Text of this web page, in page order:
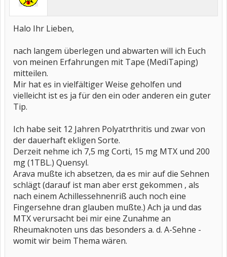
Halo Ihr Lieben,
nach langem überlegen und abwarten will ich Euch
von meinen Erfahrungen mit Tape (MediTaping)
mitteilen.
Mir hat es in vielfältiger Weise geholfen und
vielleicht ist es ja für den ein oder anderen ein guter
Tip.
Ich habe seit 12 Jahren Polyatrthritis und zwar von
der dauerhaft ekligen Sorte.
Derzeit nehme ich 7,5 mg Corti, 15 mg MTX und 200
mg (1TBL.) Quensyl.
Arava mußte ich absetzen, da es mir auf die Sehnen
schlägt (darauf ist man aber erst gekommen , als
nach einem Achillessehnenriß auch noch eine
Fingersehne dran glauben mußte.) Ach ja und das
MTX verursacht bei mir eine Zunahme an
Rheumaknoten uns das besonders a. d. A-Sehne -
womit wir beim Thema wären.